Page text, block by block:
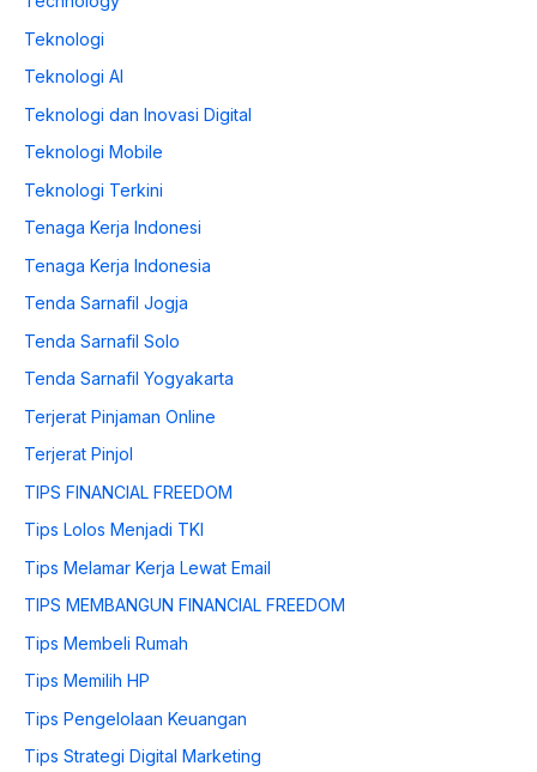
Teknologi
Teknologi AI
Teknologi dan Inovasi Digital
Teknologi Mobile
Teknologi Terkini
Tenaga Kerja Indonesi
Tenaga Kerja Indonesia
Tenda Sarnafil Jogja
Tenda Sarnafil Solo
Tenda Sarnafil Yogyakarta
Terjerat Pinjaman Online
Terjerat Pinjol
TIPS FINANCIAL FREEDOM
Tips Lolos Menjadi TKI
Tips Melamar Kerja Lewat Email
TIPS MEMBANGUN FINANCIAL FREEDOM
Tips Membeli Rumah
Tips Memilih HP
Tips Pengelolaan Keuangan
Tips Strategi Digital Marketing